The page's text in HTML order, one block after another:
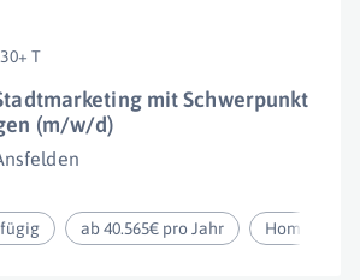
T
mit Schwerpunkt
(m/w/d)
ab 40.565€ pro Jahr Homeoffice